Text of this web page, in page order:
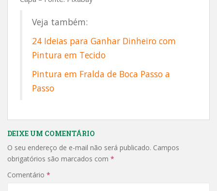
Veja também:
24 Ideias para Ganhar Dinheiro com
Pintura em Tecido
Pintura em Fralda de Boca Passo a
Passo
DEIXE UM COMENTÁRIO
O seu endereço de e-mail não será publicado. Campos
obrigatórios são marcados com *
Comentário *